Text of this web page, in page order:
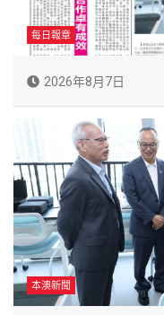
每日報章
2026年8月7日
本澳新聞